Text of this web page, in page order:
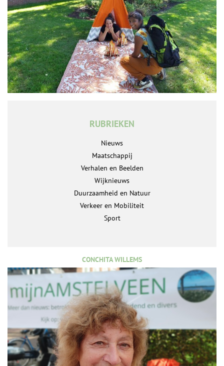
RUBRIEKEN
Nieuws
Maatschappij
Verhalen en Beelden
Wijknieuws
Duurzaamheid en Natuur
Verkeer en Mobiliteit
Sport
CONCHITA WILLEMS